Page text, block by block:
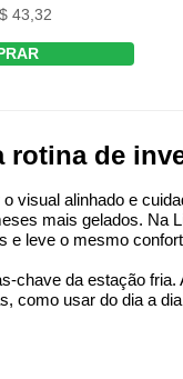
43,32
rotina de
visual alinhado e
mais gelados. Na
e leve o mesmo
chave da estação
como usar do dia a